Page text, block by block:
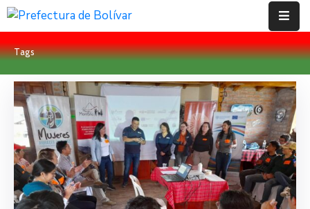
Inicio
Institución
Bolívar
Proyectos
Rendición
De
Tags